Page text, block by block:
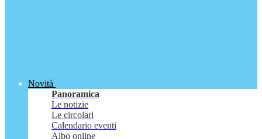
Novità
Panoramica
Le notizie
Le circolari
Calendario eventi
Albo online